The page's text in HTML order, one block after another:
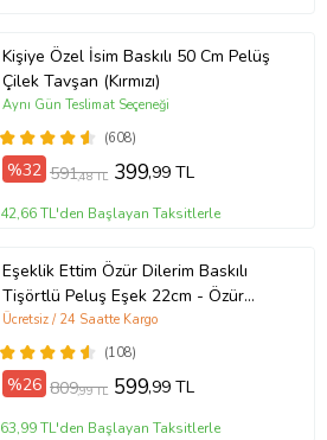
Kişiye Özel İsim Baskılı 50 Cm Pelüş
Çilek Tavşan (Kırmızı)
(608)
Aynı Gün Teslimat Seçeneği
%32 591,48 TL 399,99 TL
42,66 TL'den Başlayan Taksitlerle
Eşeklik Ettim Özür Dilerim Baskılı
Tişörtlü Peluş Eşek 22cm - Özür
Hediyesi Oyuncak Peluş (Gri)
(108)
Ücretsiz / 24 Saatte Kargo
%26 809,99 TL 599,99 TL
63,99 TL'den Başlayan Taksitlerle